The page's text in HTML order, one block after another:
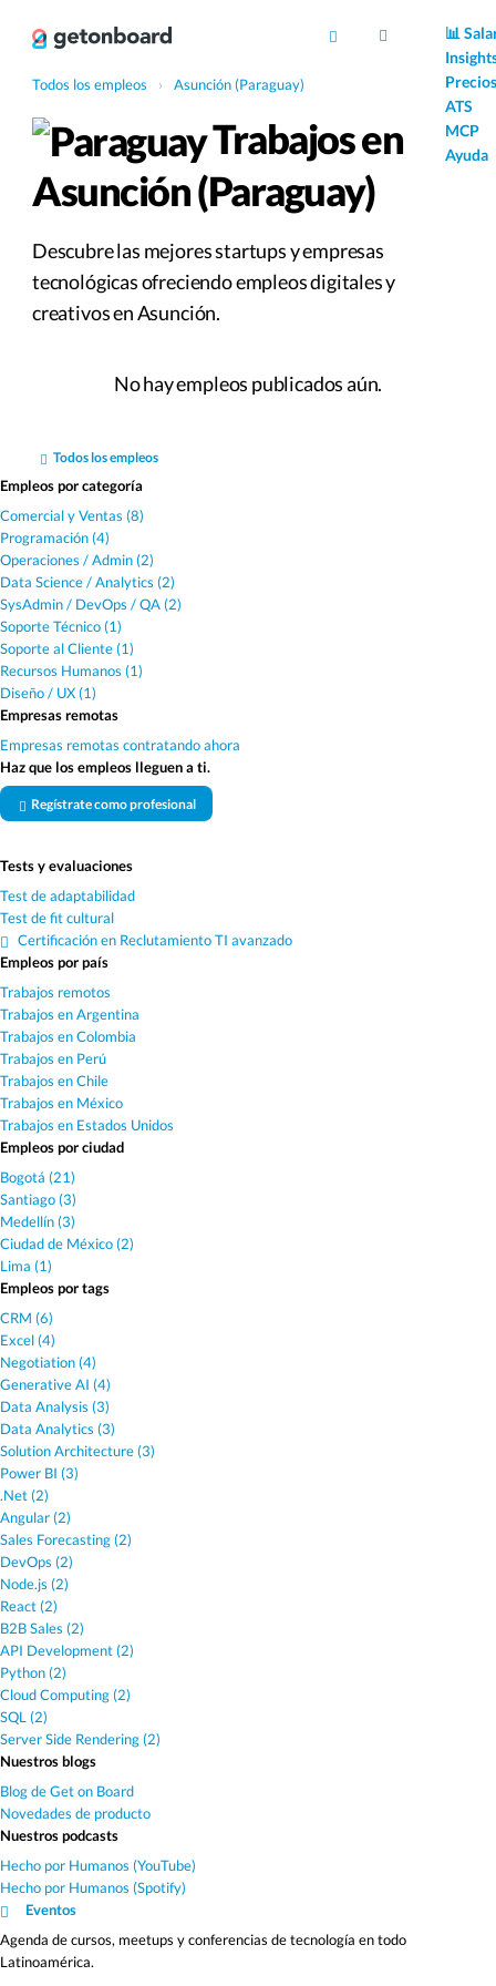
📊
Precios
ATS
MCP
Ayuda
Todos los empleos › Asunción (Paraguay)
Trabajos en
Asunción (Paraguay)
Descubre las mejores startups y empresas
tecnológicas ofreciendo empleos digitales y
creativos en Asunción.
No hay empleos publicados aún.
Todos los empleos
Empleos por categoría
Comercial y Ventas (8)
Programación (4)
Operaciones / Admin (2)
Data Science / Analytics (2)
SysAdmin / DevOps / QA (2)
Soporte Técnico (1)
Soporte al Cliente (1)
Recursos Humanos (1)
Diseño / UX (1)
Empresas remotas
Empresas remotas contratando ahora
Haz que los empleos lleguen a ti.
Regístrate como profesional
Tests y evaluaciones
Test de adaptabilidad
Test de fit cultural
Certificación en Reclutamiento TI avanzado
Empleos por país
Trabajos remotos
Trabajos en Argentina
Trabajos en Colombia
Trabajos en Perú
Trabajos en Chile
Trabajos en México
Trabajos en Estados Unidos
Empleos por ciudad
Bogotá (21)
Santiago (3)
Medellín (3)
Ciudad de México (2)
Lima (1)
Empleos por tags
CRM (6)
Excel (4)
Negotiation (4)
Generative AI (4)
Data Analysis (3)
Data Analytics (3)
Solution Architecture (3)
Power BI (3)
.Net (2)
Angular (2)
Sales Forecasting (2)
DevOps (2)
Node.js (2)
React (2)
B2B Sales (2)
API Development (2)
Python (2)
Cloud Computing (2)
SQL (2)
Server Side Rendering (2)
Nuestros blogs
Blog de Get on Board
Novedades de producto
Nuestros podcasts
Hecho por Humanos (YouTube)
Hecho por Humanos (Spotify)
Eventos
Agenda de cursos, meetups y conferencias de tecnología en todo
Latinoamérica.